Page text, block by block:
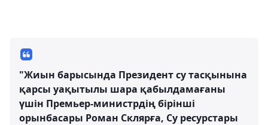
"Жиын барысында Президент су тасқынына
қарсы уақытылы шара қабылдамағаны
үшін Премьер-министрдің бірінші
орынбасары Роман Склярға, Су ресурстары